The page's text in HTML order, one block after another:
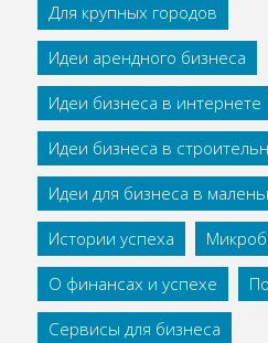
Для крупных городов
Идеи арендного бизнеса
Идеи бизнеса в интернете
Идеи бизнеса в
Идеи для бизнеса в
Истории успеха
О финансах и успехе
Сервисы для бизнеса